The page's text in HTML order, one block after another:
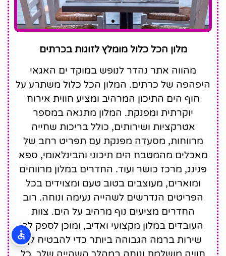
Peninsula
מלון הכל כלול מומלץ לזוגות בכרתים
מהווה אתר נהדר לנופש במוקד ים האגאי
היפהפה של כרתים. המלון הכל כלול משתרע על
חוף הים התיכון המרהיב ומציע חווית אירוח
יוקרתית ומפנקת. המלון מתגאה במספר
אטרקציות ושירותים, כולל בריכות שחייה
מרווחות, מסעדה מפנקת עם תפריט רחב של
מאכלים מהמטבח הים תיכוני והבינלאומי, ספא
פנינג, מרכז כושר ועוד. החדרים במלון מרווחים
ומוארים, מעוצבים בטוב טעם ומצוידים בכל
הפריטים הנדרשים לשהייה נעימה ונוחה. רוב
החדרים מציעים נוף מרהיב על הים. צוות
העובדים במלון מקצועי ואדיב, ומוכן לספק לך
שירות ברמה הגבוהה ביותר כדי להבטיח לך